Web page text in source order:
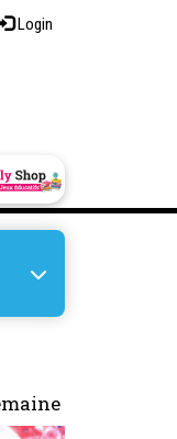
Login